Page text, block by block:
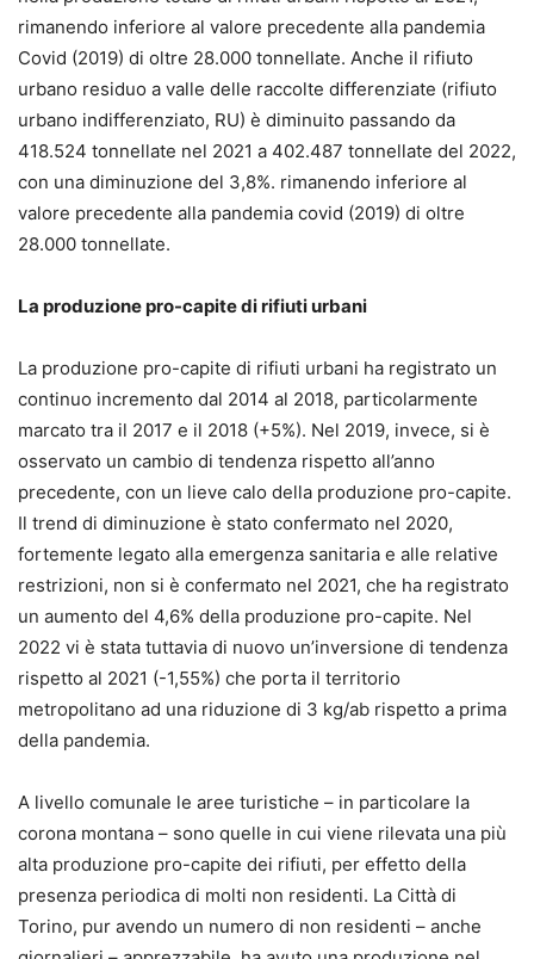
rimanendo inferiore al valore precedente alla pandemia
Covid (2019) di oltre 28.000 tonnellate. Anche il rifiuto
urbano residuo a valle delle raccolte differenziate (rifiuto
urbano indifferenziato, RU) è diminuito passando da
418.524 tonnellate nel 2021 a 402.487 tonnellate del 2022,
con una diminuzione del 3,8%. rimanendo inferiore al
valore precedente alla pandemia covid (2019) di oltre
28.000 tonnellate.
La produzione pro-capite di rifiuti urbani
La produzione pro-capite di rifiuti urbani ha registrato un
continuo incremento dal 2014 al 2018, particolarmente
marcato tra il 2017 e il 2018 (+5%). Nel 2019, invece, si è
osservato un cambio di tendenza rispetto all’anno
precedente, con un lieve calo della produzione pro-capite.
Il trend di diminuzione è stato confermato nel 2020,
fortemente legato alla emergenza sanitaria e alle relative
restrizioni, non si è confermato nel 2021, che ha registrato
un aumento del 4,6% della produzione pro-capite. Nel
2022 vi è stata tuttavia di nuovo un’inversione di tendenza
rispetto al 2021 (-1,55%) che porta il territorio
metropolitano ad una riduzione di 3 kg/ab rispetto a prima
della pandemia.
A livello comunale le aree turistiche – in particolare la
corona montana – sono quelle in cui viene rilevata una più
alta produzione pro-capite dei rifiuti, per effetto della
presenza periodica di molti non residenti. La Città di
Torino, pur avendo un numero di non residenti – anche